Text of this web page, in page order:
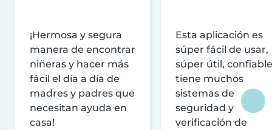
¡Hermosa y segura
manera de encontrar
niñeras y hacer más
fácil el día a día de
madres y padres que
necesitan ayuda en
casa!
Esta aplicación es
súper fácil de usar,
súper útil,
tiene muchos
sistemas de
seguridad y
verificación de